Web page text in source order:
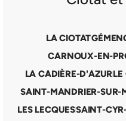
LA CIOTAT
CARNOUX-EN-
LA CADIÈRE-D'AZURLE
SAINT-MANDRIER-SUR-
LES LECQUESSAINT-